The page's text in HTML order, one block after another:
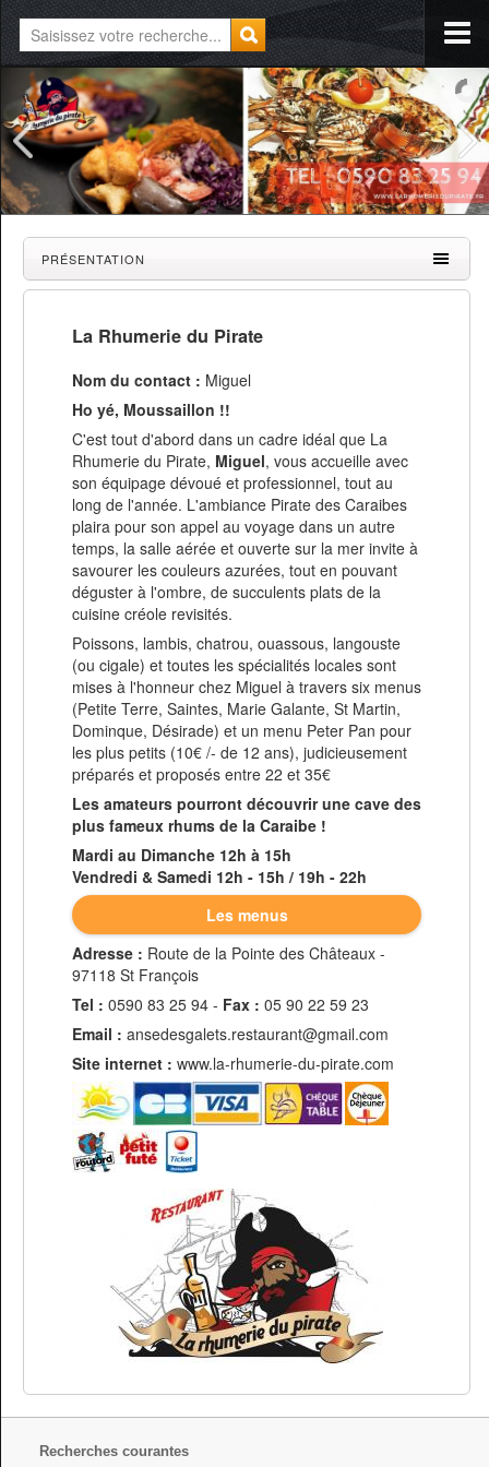
PRÉSENTATION
La Rhumerie du Pirate
Nom du contact : Miguel
Ho yé, Moussaillon !!
C'est tout d'abord dans un cadre idéal que La
Rhumerie du Pirate, Miguel, vous accueille avec
son équipage dévoué et professionnel, tout au
long de l'année. L'ambiance Pirate des Caraibes
plaira pour son appel au voyage dans un autre
temps, la salle aérée et ouverte sur la mer invite à
savourer les couleurs azurées, tout en pouvant
déguster à l'ombre, de succulents plats de la
cuisine créole revisités.
Poissons, lambis, chatrou, ouassous, langouste
(ou cigale) et toutes les spécialités locales sont
mises à l'honneur chez Miguel à travers six menus
(Petite Terre, Saintes, Marie Galante, St Martin,
Dominque, Désirade) et un menu Peter Pan pour
les plus petits (10€ /- de 12 ans), judicieusement
préparés et proposés entre 22 et 35€
Les amateurs pourront découvrir une cave des
plus fameux rhums de la Caraibe !
Mardi au Dimanche 12h à 15h
Vendredi & Samedi 12h - 15h / 19h - 22h
Les menus
Adresse : Route de la Pointe des Châteaux -
97118 St François
Tel : 0590 83 25 94 - Fax : 05 90 22 59 23
Email : ansedesgalets.restaurant@gmail.com
Site internet : www.la-rhumerie-du-pirate.com
Recherches courantes